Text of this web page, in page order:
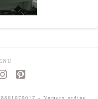
- Numero ordine